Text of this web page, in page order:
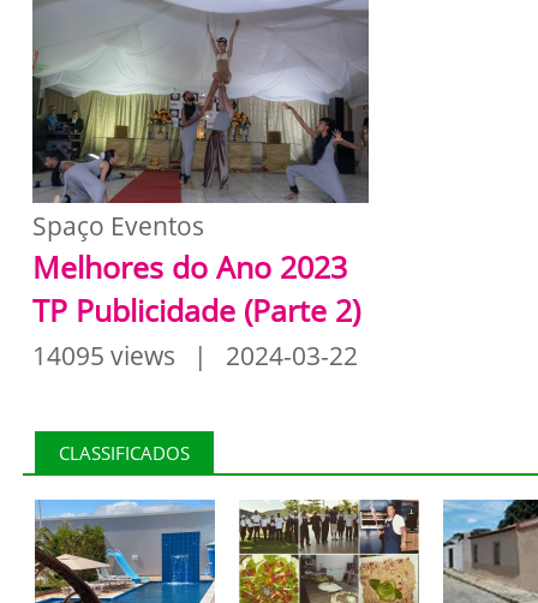
Spaço Eventos
Melhores do Ano 2023
TP Publicidade (Parte 2)
14095 views | 2024-03-22
CLASSIFICADOS